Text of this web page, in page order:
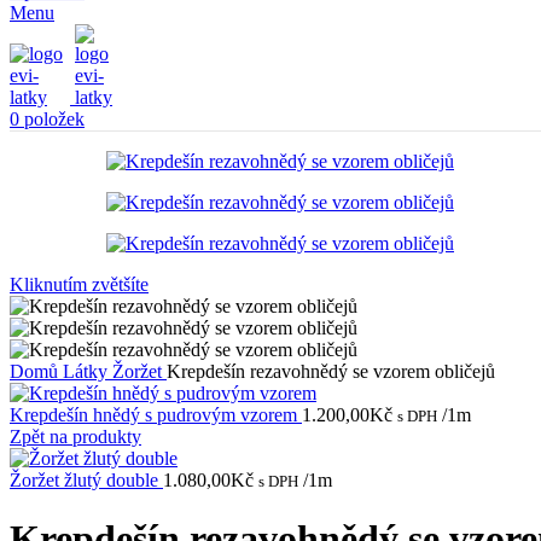
Menu
0 položek
Kliknutím zvětšíte
Domů Látky Žoržet Krepdešín rezavohnědý se vzorem obličejů
Krepdešín hnědý s pudrovým vzorem 1.200,00Kč s DPH /1m
Zpět na produkty
Žoržet žlutý double 1.080,00Kč s DPH /1m